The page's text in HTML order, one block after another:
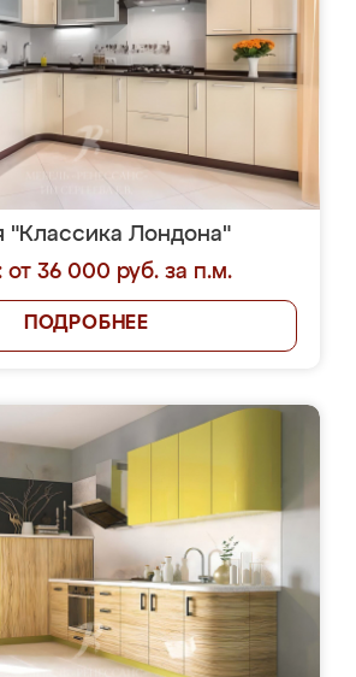
"Классика Лондона"
от 36 000 руб. за п.м.
ПОДРОБНЕЕ